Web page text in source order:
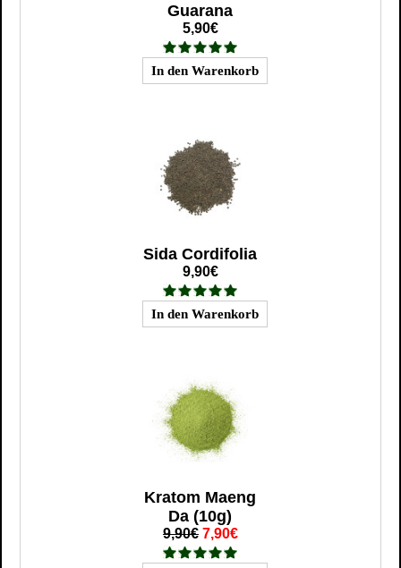
Guarana
5,90€
Sida Cordifolia
9,90€
Kratom Maeng
Da (10g)
9,90€ 7,90€